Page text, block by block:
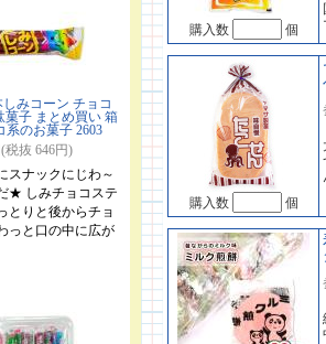
みコーン チョコ
菓子 まとめ買い 箱
系のお菓子 2603
税抜 646円)
スナックにじわ～
★ しみチョコステ
とりと後からチョ
っと口の中に広が
購入数 個
購入数 個